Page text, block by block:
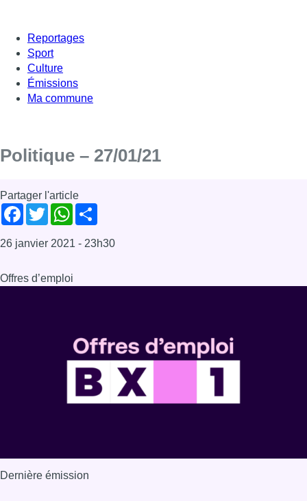
Reportages
Sport
Culture
Émissions
Ma commune
Politique – 27/01/21
Partager l'article
Facebook
TwitterWhatsApp
26 janvier 2021 - 23h30
Offres d’emploi
Dernière émission